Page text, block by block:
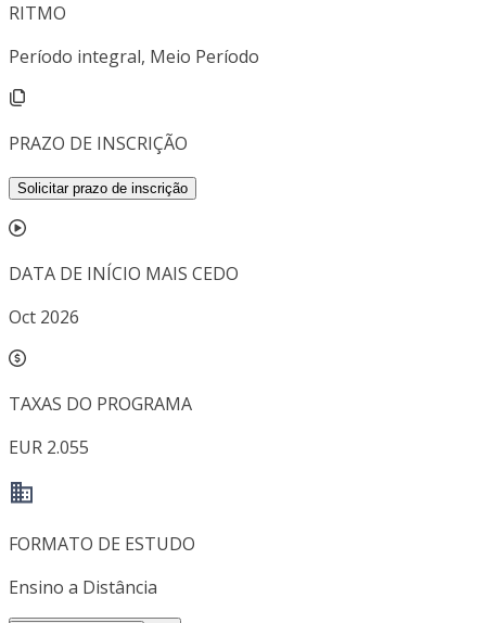
RITMO
Período integral, Meio Período
PRAZO DE INSCRIÇÃO
Solicitar prazo de inscrição
DATA DE INÍCIO MAIS CEDO
Oct 2026
TAXAS DO PROGRAMA
EUR 2.055
FORMATO DE ESTUDO
Ensino a Distância